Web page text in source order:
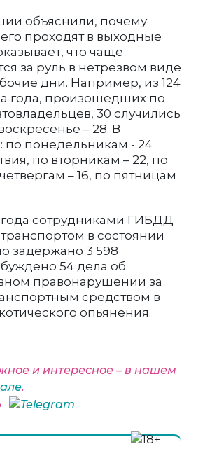
объяснили, почему
проходят в выходные
что чаще
за руль в нетрезвом виде
дни. Например, из 124
года, произошедших по
30 случились
– 28. В
по понедельникам - 24
по вторникам – 22, по
– 16, по пятницам
года сотрудниками ГИБДД
в состоянии
задержано 3 598
54 дела об
правонарушении за
средством в
опьянения.
и интересное – в нашем
.